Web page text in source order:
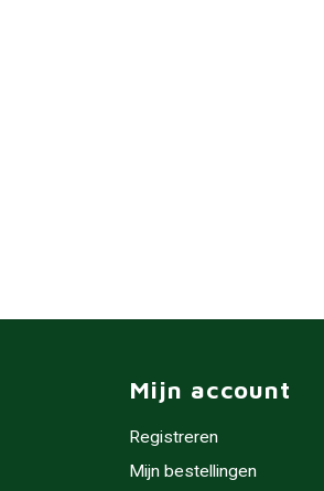
Mijn account
Registreren
Mijn bestellingen